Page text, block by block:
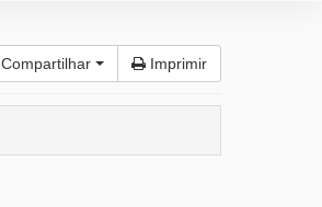
Compartilhar Imprimir